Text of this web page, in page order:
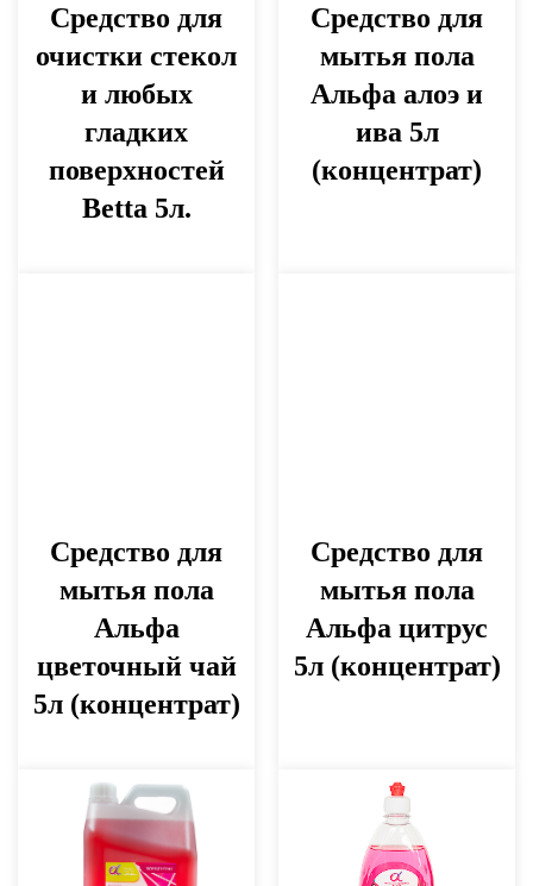
Средство для
очистки стекол
и любых
гладких
поверхностей
Betta 5л.
Средство для
мытья пола
Альфа алоэ и
ива 5л
(концентрат)
Средство для
мытья пола
Альфа
цветочный чай
5л (концентрат)
Средство для
мытья пола
Альфа цитрус
5л (концентрат)